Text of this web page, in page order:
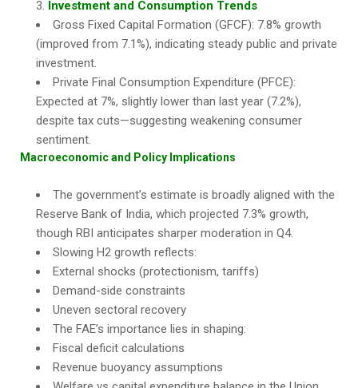
Investment and Consumption Trends
Gross Fixed Capital Formation (GFCF): 7.8% growth
(improved from 7.1%), indicating steady public and private
investment.
Private Final Consumption Expenditure (PFCE):
Expected at 7%, slightly lower than last year (7.2%),
despite tax cuts—suggesting weakening consumer
sentiment.
Macroeconomic and Policy Implications
The government’s estimate is broadly aligned with the
Reserve Bank of India, which projected 7.3% growth,
though RBI anticipates sharper moderation in Q4.
Slowing H2 growth reflects:
External shocks (protectionism, tariffs)
Demand-side constraints
Uneven sectoral recovery
The FAE’s importance lies in shaping:
Fiscal deficit calculations
Revenue buoyancy assumptions